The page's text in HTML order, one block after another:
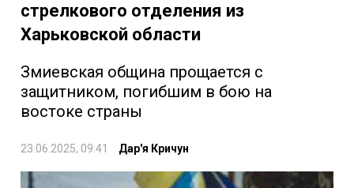
стрелкового отделения из
Харьковской области
Змиевская община прощается с
защитником, погибшим в бою на
востоке страны
23.06.2025, 09:41 Дар'я Кричун